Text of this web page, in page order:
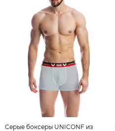
Серые боксеры UNICONF из